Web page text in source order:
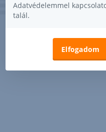
Adatvédelemmel
talál.
Elfogadom